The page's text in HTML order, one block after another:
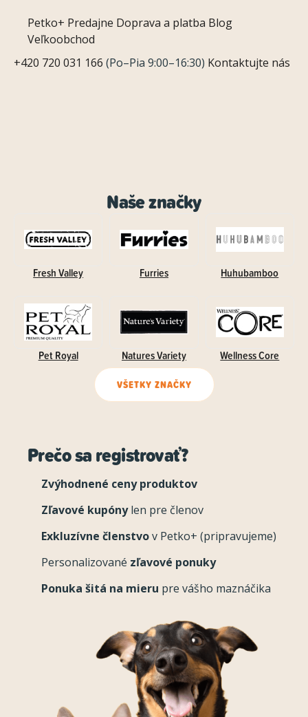
Petko+ Predajne Doprava a platba Blog
Veľkoobchod
+420 720 031 166 (Po–Pia 9:00–16:30) Kontaktujte nás
Naše značky
Fresh Valley Furries Huhubamboo
Pet Royal Natures Variety Wellness Core
VŠETKY ZNAČKY
Prečo sa registrovať?
Zvýhodnené ceny produktov
Zľavové kupónylen pre členov
Exkluzívne členstvov Petko+ (pripravujeme)
Personalizované zľavové ponuky
Ponuka šitá na mieru pre vášho maznáčika